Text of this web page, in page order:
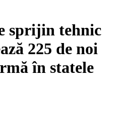
sprijin tehnic
225 de noi
în statele